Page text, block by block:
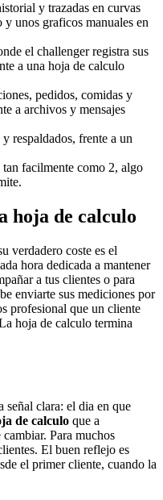
y trazadas en curvas
unos graficos manuales en
el challenger registra sus
a una hoja de calculo
pedidos, comidas y
a archivos y mensajes
respaldados, frente a un
facilmente como 2, algo
hoja de calculo
verdadero coste es el
hora dedicada a mantener
a tus clientes o para
enviarte sus mediciones por
profesional que un cliente
hoja de calculo termina
clara: el dia en que
de calculo que a
cambiar. Para muchos
El buen reflejo es
el primer cliente, cuando la